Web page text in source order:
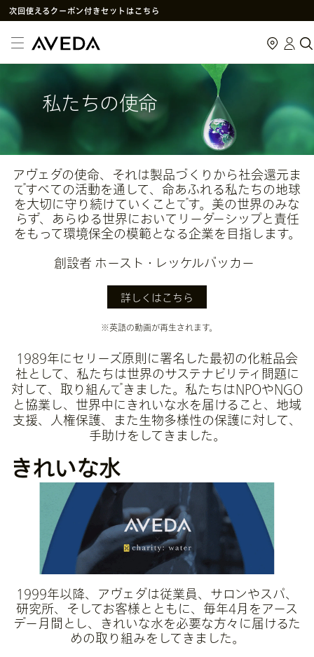
次回使えるクーポン付きセットはこちら
アヴェダ製品の偽造・模倣品に関するご注意
PayPay決済がご利用いただけるようになりました
メルマガ新規登録で初回購入10%OFF
私たちの使命
アヴェダの使命、それは製品づくりから社会還元ま
ですべての活動を通して、命あふれる私たちの地球
を大切に守り続けていくことです。美の世界のみな
らず、あらゆる世界においてリーダーシップと責任
をもって環境保全の模範となる企業を目指します。
創設者 ホースト・レッケルバッカー
詳しくはこちら
※英語の動画が再生されます。
1989年にセリーズ原則に署名した最初の化粧品会
社として、私たちは世界のサステナビリティ問題に
対して、取り組んできました。私たちはNPOやNGO
と協業し、世界中にきれいな水を届けること、地域
支援、人権保護、また生物多様性の保護に対して、
手助けをしてきました。
きれいな水
1999年以降、アヴェダは従業員、サロンやスパ、
研究所、そしてお客様とともに、毎年4月をアース
デー月間とし、きれいな水を必要な方々に届けるた
めの取り組みをしてきました。